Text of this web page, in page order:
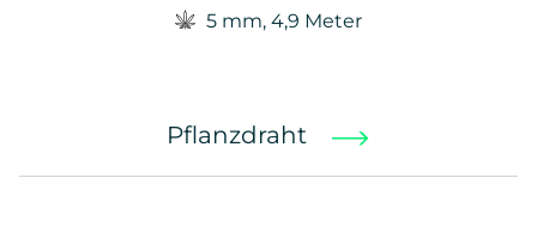
5 mm, 4,9 Meter
Pflanzdraht